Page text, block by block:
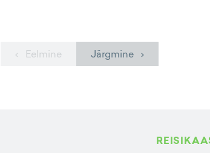
‹ Eelmine Järgmine ›